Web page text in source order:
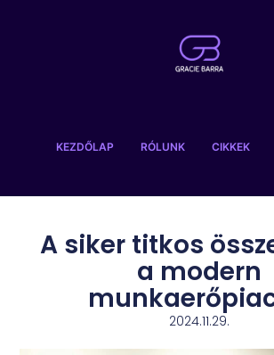
KEZDŐLAP RÓLUNK CIKKEK
A siker titkos
a modern
2024.11.29.